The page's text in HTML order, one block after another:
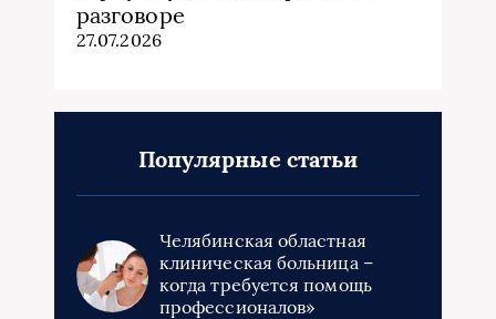
разговоре
27.07.2026
Популярные статьи
Челябинская областная
клиническая больница –
когда требуется помощь
профессионалов»